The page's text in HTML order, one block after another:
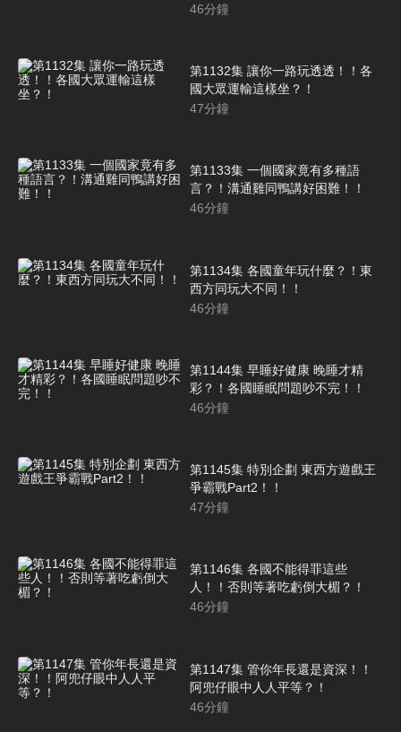
46分鐘
第1132集 讓你一路玩透透！！各
國大眾運輸這樣坐？！
47分鐘
第1133集 一個國家竟有多種語
言？！溝通雞同鴨講好困難！！
46分鐘
第1134集 各國童年玩什麼？！東
西方同玩大不同！！
46分鐘
第1144集 早睡好健康 晚睡才精
彩？！各國睡眠問題吵不完！！
46分鐘
第1145集 特別企劃 東西方遊戲王
爭霸戰Part2！！
47分鐘
第1146集 各國不能得罪這些
人！！否則等著吃虧倒大楣？！
46分鐘
第1147集 管你年長還是資深！！
阿兜仔眼中人人平等？！
46分鐘